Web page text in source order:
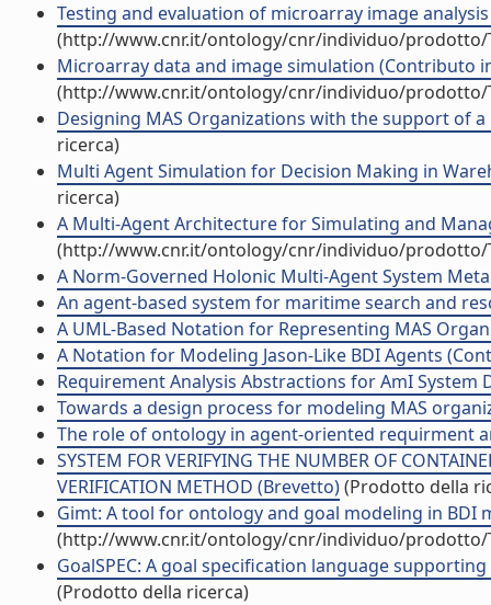
Testing and evaluation of microarray image
(http://www.cnr.it/ontology/cnr/individuo/prodotto/
Microarray data and image simulation (Contributo
(http://www.cnr.it/ontology/cnr/individuo/prodotto/
Designing MAS Organizations with the support of
ricerca)
Multi Agent Simulation for Decision Making in
ricerca)
A Multi-Agent Architecture for Simulating and
(http://www.cnr.it/ontology/cnr/individuo/prodotto/
A Norm-Governed Holonic Multi-Agent System
An agent-based system for maritime search and
A UML-Based Notation for Representing MAS
A Notation for Modeling Jason-Like BDI Agents
Requirement Analysis Abstractions for AmI System
Towards a design process for modeling MAS
The role of ontology in agent-oriented requirment
SYSTEM FOR VERIFYING THE NUMBER OF
VERIFICATION METHOD (Brevetto)(Prodotto della
Gimt: A tool for ontology and goal modeling in
(http://www.cnr.it/ontology/cnr/individuo/prodotto/
GoalSPEC: A goal specification language
(Prodotto della ricerca)